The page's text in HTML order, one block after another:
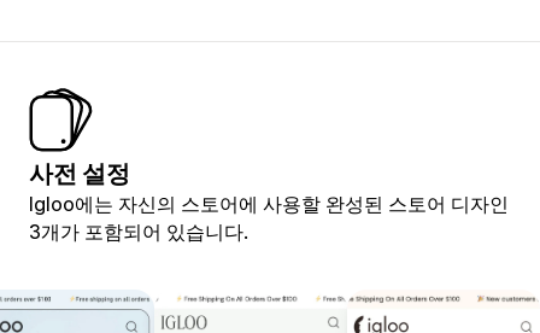
사전 설정
Igloo에는 자신의 스토어에 사용할 완성된 스토어 디자인
3개가 포함되어 있습니다.